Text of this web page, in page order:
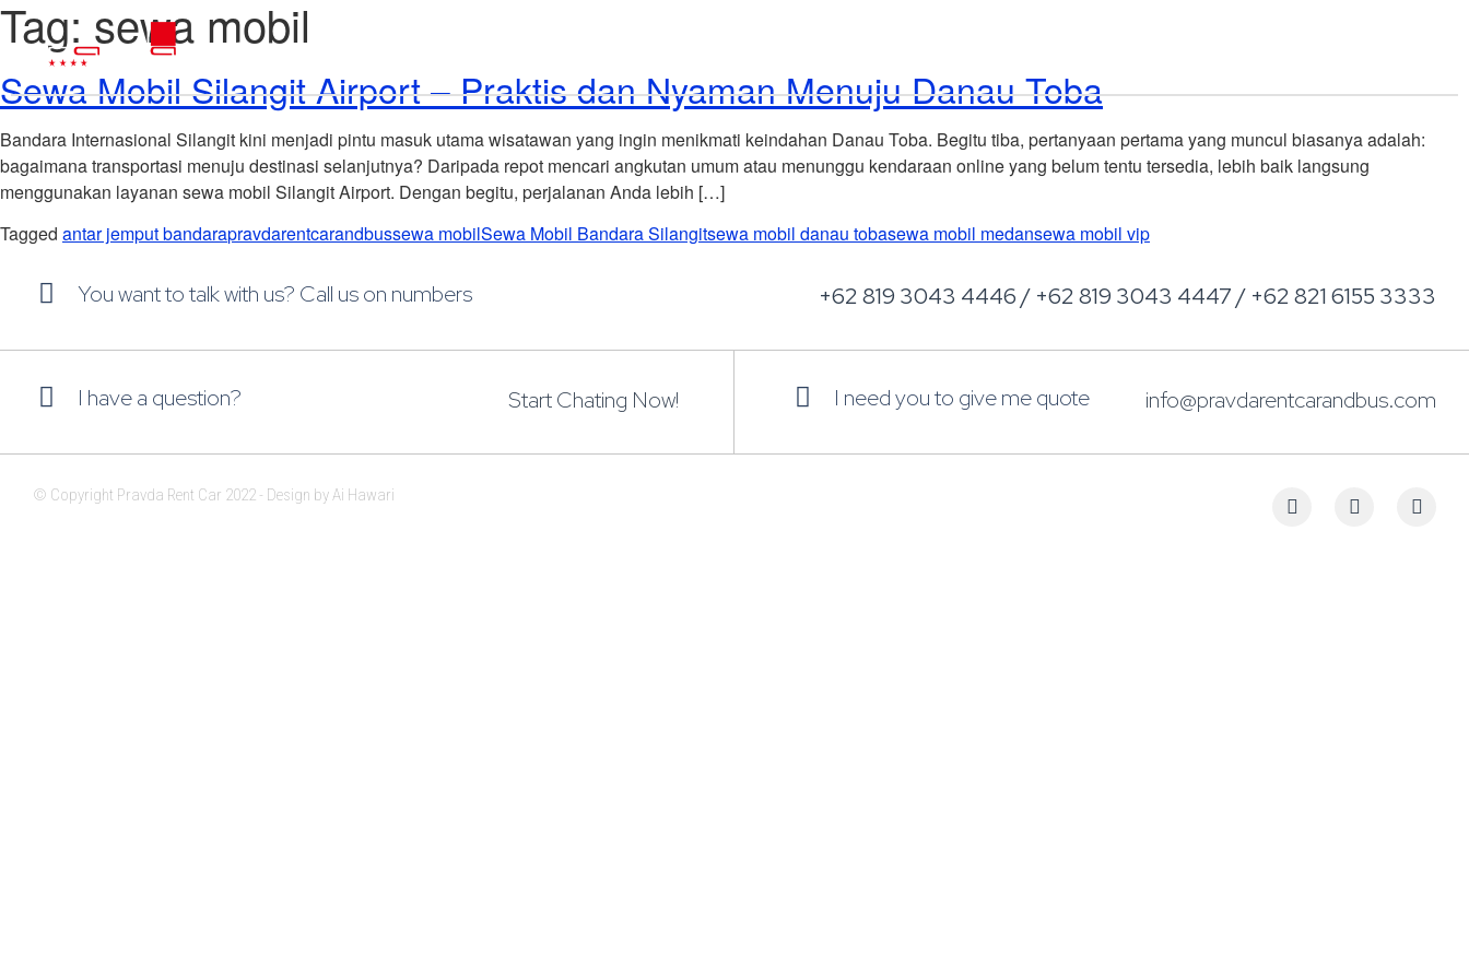
Tag: sewa mobil
Sewa Mobil Silangit Airport – Praktis dan Nyaman Menuju Danau Toba
Bandara Internasional Silangit kini menjadi pintu masuk utama wisatawan yang ingin menikmati keindahan Danau Toba. Begitu tiba, pertanyaan pertama yang muncul biasanya adalah:
bagaimana transportasi menuju destinasi selanjutnya? Daripada repot mencari angkutan umum atau menunggu kendaraan online yang belum tentu tersedia, lebih baik langsung
menggunakan layanan sewa mobil Silangit Airport. Dengan begitu, perjalanan Anda lebih […]
Tagged antar jemput bandarapravdarentcarandbussewa mobilSewa Mobil Bandara Silangitsewa mobil danau tobasewa mobil medansewa mobil vip
You want to talk with us? Call us on numbers +62 819 3043 4446 / +62 819 3043 4447 / +62 821 6155 3333
I have a question? Start Chating Now! I need you to give me quote info@pravdarentcarandbus.com
© Copyright Pravda Rent Car 2022 - Design by Ai Hawari